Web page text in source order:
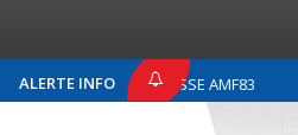
ALERTE INFO
COMMUNIQUÉ DE PRESSE AMF83